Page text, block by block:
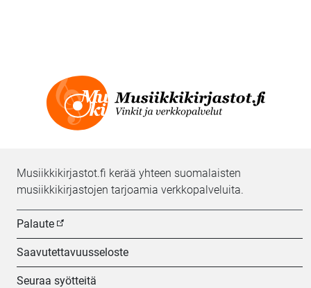
Musiikkikirjastot.fi kerää yhteen suomalaisten
musiikkikirjastojen tarjoamia verkkopalveluita.
Palaute
Saavutettavuusseloste
Seuraa syötteitä